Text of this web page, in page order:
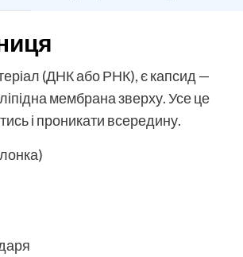
(ДНК або РНК), є капсид —
мембрана зверху. Усе це
і проникати всередину.